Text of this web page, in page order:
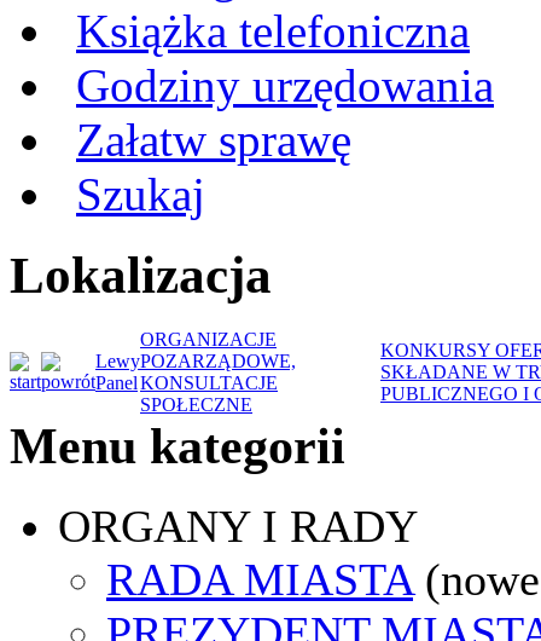
Książka telefoniczna
Godziny urzędowania
Załatw sprawę
Szukaj
Lokalizacja
Lewy
Panel
ORGANIZACJE
POZARZĄDOWE,
KONSULTACJE
SPOŁECZNE
KONKURSY
SKŁADANE W
PUBLICZNEGO I
Menu kategorii
ORGANY I RADY
RADA MIASTA